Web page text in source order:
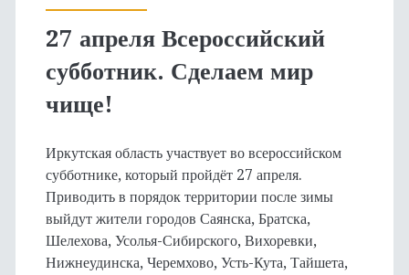
27 апреля Всероссийский
субботник. Сделаем мир
чище!
Иркутская область участвует во всероссийском
субботнике, который пройдёт 27 апреля.
Приводить в порядок территории после зимы
выйдут жители городов Саянска, Братска,
Шелехова, Усолья-Сибирского, Вихоревки,
Нижнеудинска, Черемхово, Усть-Кута, Тайшета,